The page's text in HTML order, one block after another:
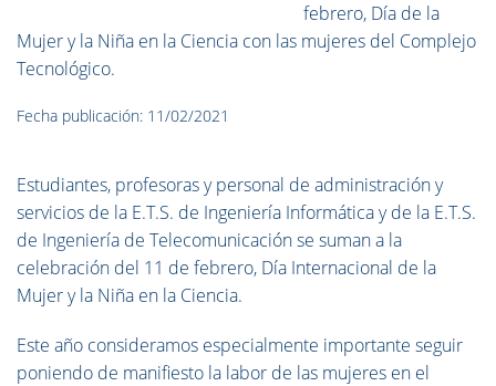
febrero, Día de la
Mujer y la Niña en la Ciencia con las mujeres del Complejo
Tecnológico.
Fecha publicación: 11/02/2021
Estudiantes, profesoras y personal de administración y
servicios de la E.T.S. de Ingeniería Informática y de la E.T.S.
de Ingeniería de Telecomunicación se suman a la
celebración del 11 de febrero, Día Internacional de la
Mujer y la Niña en la Ciencia.
Este año consideramos especialmente importante seguir
poniendo de manifiesto la labor de las mujeres en el